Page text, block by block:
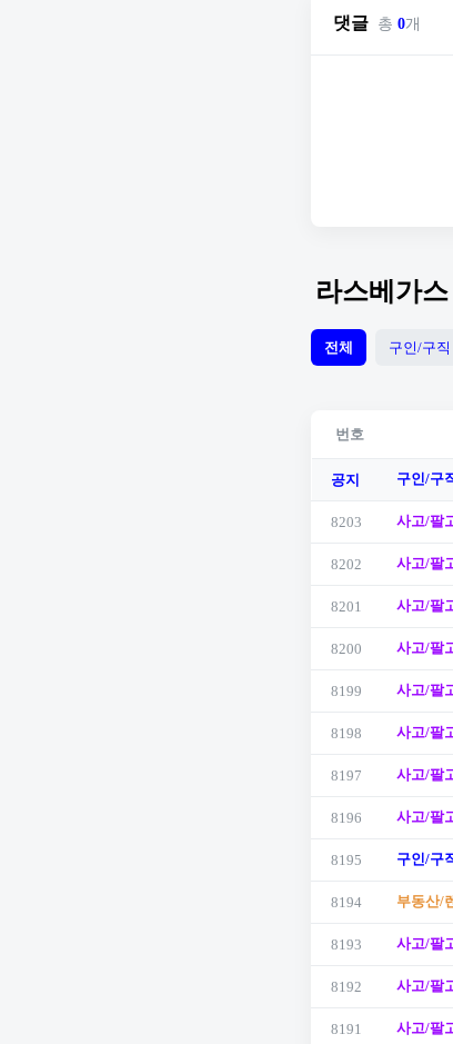
댓글 총 0개
라스베가
전체 구인/구직
번호
공지 구인/구
8203 사고/팔
8202 사고/팔
8201 사고/팔
8200 사고/팔
8199 사고/팔
8198 사고/팔
8197 사고/팔
8196 사고/팔
8195 구인/구
8194 부동산/
8193 사고/팔
8192 사고/팔
8191 사고/팔